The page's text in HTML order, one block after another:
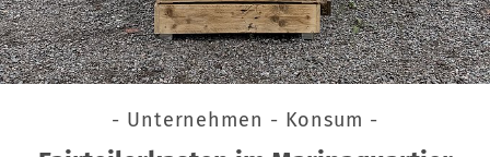
- Unternehmen - Konsum -